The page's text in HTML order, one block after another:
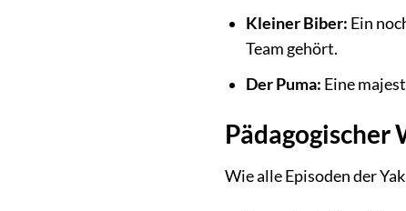
Kleiner Biber: Ein
Team gehört.
Der Puma: Eine
Pädagogischer
Wie alle Episoden der